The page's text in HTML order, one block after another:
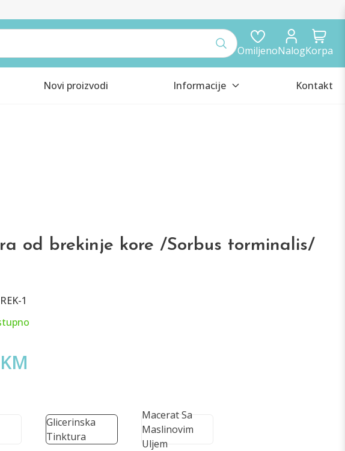
OmiljenoNalogKorpa
Novi proizvodi Informacije Kontakt
od brekinje kore /Sorbus torminalis/
1
Glicerinska
Tinktura
Macerat Sa
Maslinovim
Uljem